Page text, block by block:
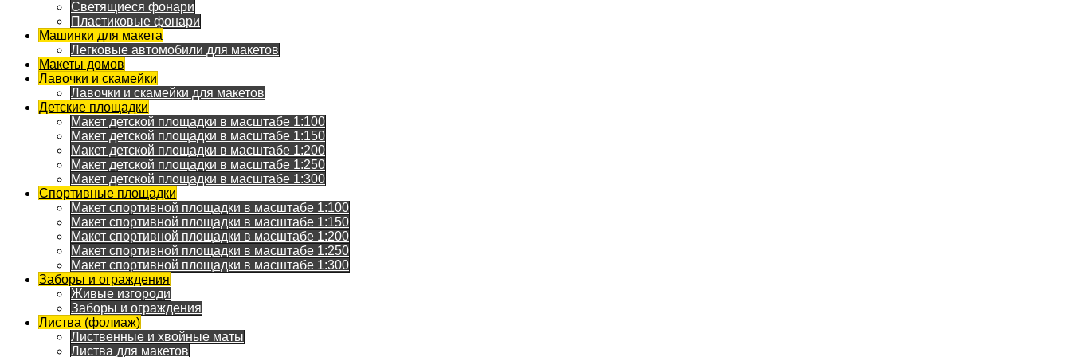
Светящиеся фонари
Пластиковые фонари
Машинки для макета
Легковые автомобили для макетов
Макеты домов
Лавочки и скамейки
Лавочки и скамейки для макетов
Детские площадки
Макет детской площадки в масштабе 1:100
Макет детской площадки в масштабе 1:150
Макет детской площадки в масштабе 1:200
Макет детской площадки в масштабе 1:250
Макет детской площадки в масштабе 1:300
Спортивные площадки
Макет спортивной площадки в масштабе 1:100
Макет спортивной площадки в масштабе 1:150
Макет спортивной площадки в масштабе 1:200
Макет спортивной площадки в масштабе 1:250
Макет спортивной площадки в масштабе 1:300
Заборы и ограждения
Живые изгороди
Заборы и ограждения
Листва (фолиаж)
Лиственные и хвойные маты
Листва для макетов